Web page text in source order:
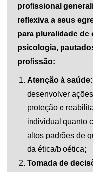
profissional
reflexiva a seus
para pluralidade de
psicologia,
profissão:
Atenção à saúde
desenvolver
proteção e
individual quanto
altos padrões de
da ética/bioética;
Tomada de